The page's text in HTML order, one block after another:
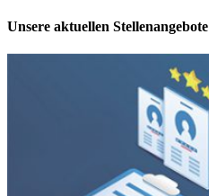
Unsere aktuellen Stellenangebote